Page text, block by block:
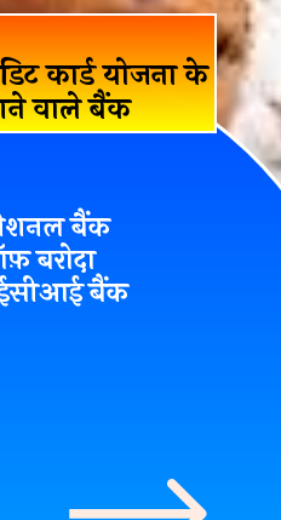
कार्ड योजना के
वाले बैंक
बैंक
बरोदा
बैंक